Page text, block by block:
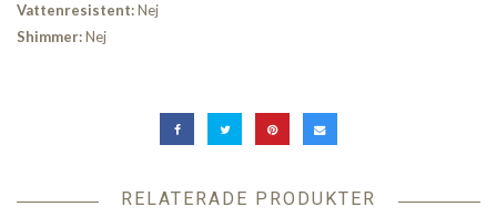
Vattenresistent:Nej
Shimmer:Nej
RELATERADE PRODUKTER